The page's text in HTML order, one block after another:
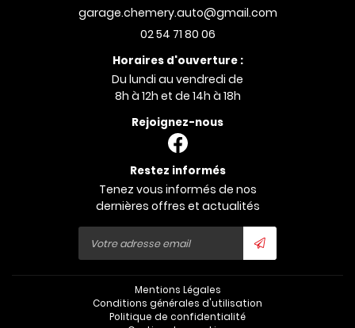
02 54 71 80 06
Horaires d'ouverture :
Du lundi au vendredi de
8h à 12h et de 14h à 18h
Rejoignez-nous
Restez informés
Tenez vous informés de nos
dernières offres et actualités
Mentions Légales
Conditions générales d'utilisation
Politique de confidentialité